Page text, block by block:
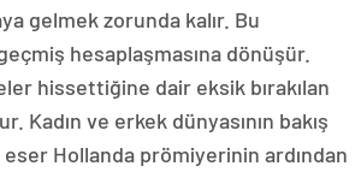
gelmek zorunda kalır. Bu
hesaplaşmasına dönüşür.
hissettiğine dair eksik bırakılan
Kadın ve erkek dünyasının bakış
eser Hollanda prömiyerinin ardından